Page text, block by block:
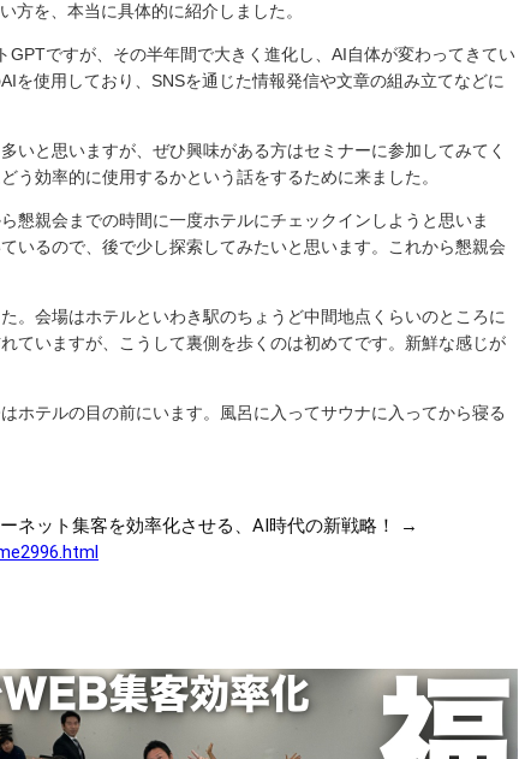
方を、本当に具体的に紹介しました。
GPTですが、その半年間で大きく進化し、AI自体が変わってきてい
を使用しており、SNSを通じた情報発信や文章の組み立てなどに
いと思いますが、ぜひ興味がある方はセミナーに参加してみてく
う効率的に使用するかという話をするために来ました。
懇親会までの時間に一度ホテルにチェックインしようと思いま
いるので、後で少し探索してみたいと思います。これから懇親会
。会場はホテルといわき駅のちょうど中間地点くらいのところに
ていますが、こうして裏側を歩くのは初めてです。新鮮な感じが
ホテルの目の前にいます。風呂に入ってサウナに入ってから寝る
ネット集客を効率化させる、AI時代の新戦略！ →